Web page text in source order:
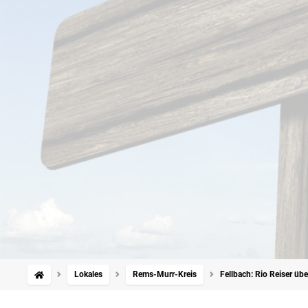
Lokales Rems-Murr-Kreis Fellbach: Rio Reiser